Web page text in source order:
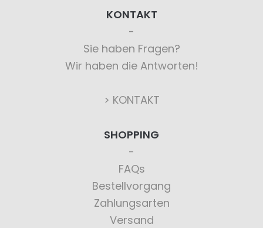
KONTAKT
Sie haben Fragen?
Wir haben die Antworten!
> KONTAKT
SHOPPING
FAQs
Bestellvorgang
Zahlungsarten
Versand